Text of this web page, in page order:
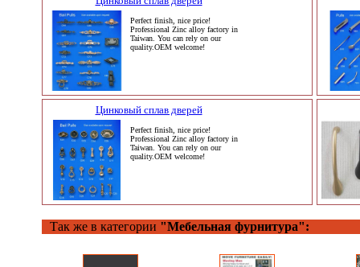
Perfect finish, nice price!
Professional Zinc alloy factory in
Taiwan. You can rely on our
quality.OEM welcome!
Цинковый сплав дверей
Perfect finish, nice price!
Professional Zinc alloy factory in
Taiwan. You can rely on our
quality.OEM welcome!
Так же в категории "Мебельная фурнитура":